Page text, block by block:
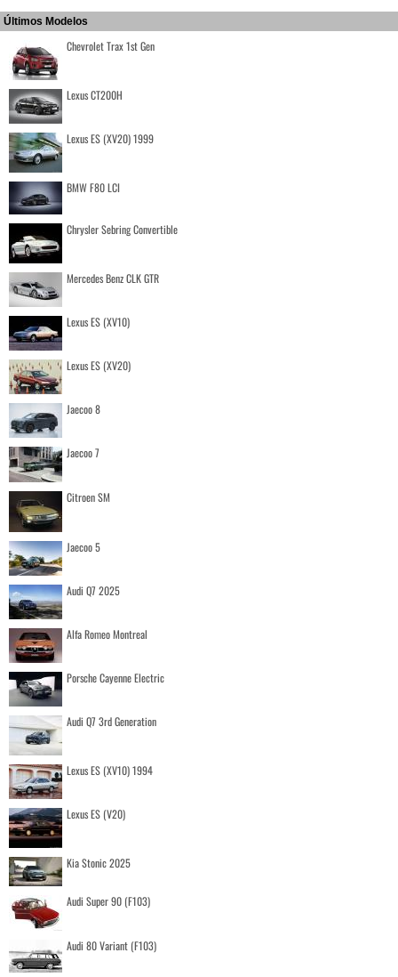
Últimos Modelos
Chevrolet Trax 1st Gen
Lexus CT200H
Lexus ES (XV20) 1999
BMW F80 LCI
Chrysler Sebring Convertible
Mercedes Benz CLK GTR
Lexus ES (XV10)
Lexus ES (XV20)
Jaecoo 8
Jaecoo 7
Citroen SM
Jaecoo 5
Audi Q7 2025
Alfa Romeo Montreal
Porsche Cayenne Electric
Audi Q7 3rd Generation
Lexus ES (XV10) 1994
Lexus ES (V20)
Kia Stonic 2025
Audi Super 90 (F103)
Audi 80 Variant (F103)